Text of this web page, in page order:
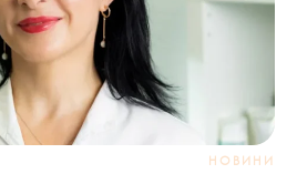
НОВИНИ